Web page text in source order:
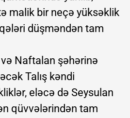
malik bir neçə yüksəklik
düşməndən tam
Naftalan şəhərinə
Talış kəndi
eləcə də Seysulan
qüvvələrindən tam